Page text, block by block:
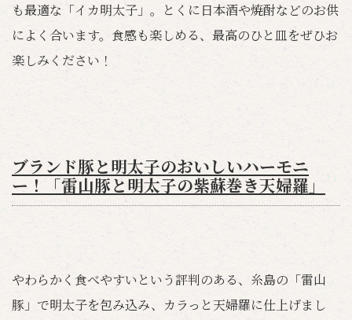
も最適な「イカ明太子」。とくに日本酒や焼酎などのお供
によく合います。食感も楽しめる、最高のひと皿をぜひお
楽しみください！
ブランド豚と明太子のおいしいハーモニ
ー！「雷山豚と明太子の紫蘇巻き天婦羅」
やわらかく食べやすいという評判のある、糸島の「雷山
豚」で明太子を包み込み、カラっと天婦羅に仕上げまし